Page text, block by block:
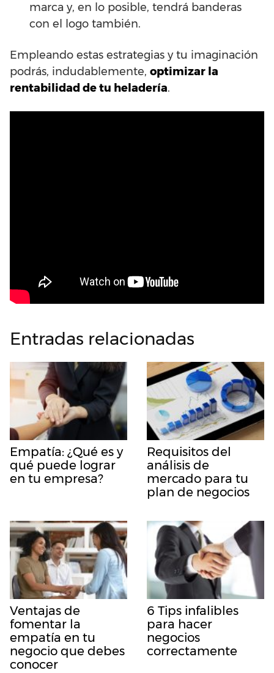
marca y, en lo posible, tendrá banderas
con el logo también.
Empleando estas estrategias y tu imaginación
podrás, indudablemente, optimizar la
rentabilidad de tu heladería.
Entradas relacionadas
Empatía: ¿Qué es y
qué puede lograr
en tu empresa?
Requisitos del
análisis de
mercado para tu
plan de negocios
Ventajas de
fomentar la
empatía en tu
negocio que debes
conocer
6 Tips infalibles
para hacer
negocios
correctamente